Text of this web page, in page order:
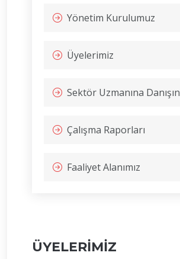
Yönetim Kurulumuz
Üyelerimiz
Sektör Uzmanına Danışın
Çalışma Raporları
Faaliyet Alanımız
ÜYELERİMİZ